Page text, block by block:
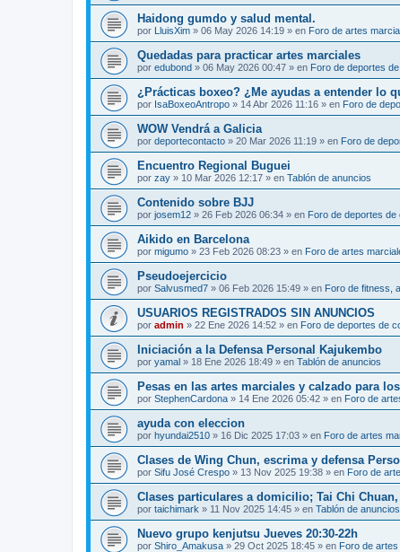
Haidong gumdo y salud mental.
por LluisXim » 06 May 2026 14:19 » en Foro de artes
Quedadas para practicar artes marciales
por edubond » 06 May 2026 00:47 » en Foro de deportes
¿Prácticas boxeo? ¿Me ayudas a entender lo
por IsaBoxeoAntropo » 14 Abr 2026 11:16 » en Foro de
WOW Vendrá a Galicia
por deportecontacto » 20 Mar 2026 11:19 » en Foro de
Encuentro Regional Buguei
por zay » 10 Mar 2026 12:17 » en Tablón de anuncios
Contenido sobre BJJ
por josem12 » 26 Feb 2026 06:34 » en Foro de deportes de
Aikido en Barcelona
por migumo » 23 Feb 2026 08:23 » en Foro de artes
Pseudoejercicio
por Salvusmed7 » 06 Feb 2026 15:49 » en Foro de fitness,
USUARIOS REGISTRADOS SIN ANUNCIOS
por admin » 22 Ene 2026 14:52 » en Foro de deportes de
Iniciación a la Defensa Personal Kajukembo
por yamal » 18 Ene 2026 18:49 » en Tablón de anuncios
Pesas en las artes marciales y calzado para
por StephenCardona » 14 Ene 2026 05:42 » en Foro de
ayuda con eleccion
por hyundai2510 » 16 Dic 2025 17:03 » en Foro de artes
Clases de Wing Chun, escrima y defensa
por Sifu José Crespo » 13 Nov 2025 19:38 » en Foro de
Clases particulares a domicilio; Tai Chi
por taichimark » 11 Nov 2025 14:45 » en Tablón de anuncios
Nuevo grupo kenjutsu Jueves 20:30-22h
por Shiro_Amakusa » 29 Oct 2025 18:45 » en Foro de